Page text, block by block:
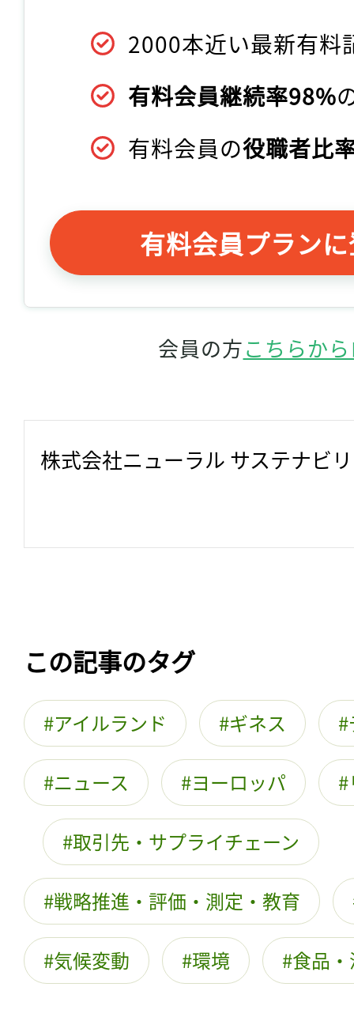
2000本近い最新有料
有料会員継続率98%
有料会員の役職者比
有料会員プラン
会員の方こちらか
株式会社ニューラル サステナビ
この記事のタグ
アイルランド ギネス
ニュース ヨーロッパ
取引先・サプライチェーン
戦略推進・評価・測定・教育
気候変動 環境 食品